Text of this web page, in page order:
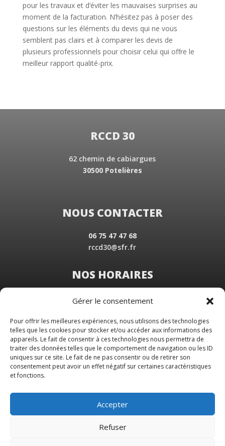
Gérer le consentement
Pour offrir les meilleures expériences, nous utilisons des technologies
telles que les cookies pour stocker et/ou accéder aux informations des
appareils. Le fait de consentir à ces technologies nous permettra de
traiter des données telles que le comportement de navigation ou les ID
uniques sur ce site. Le fait de ne pas consentir ou de retirer son
consentement peut avoir un effet négatif sur certaines caractéristiques
et fonctions.
Accepter
Refuser
pour les travaux et d’éviter les mauvaises surprises au
moment de la facturation. N’hésitez pas à poser des
questions sur les éléments du devis qui ne vous
semblent pas clairs et à comparer les devis de
plusieurs professionnels pour choisir celui qui offre le
meilleur rapport qualité-prix.
RCCD 30
62 chemin de cabiargues
30500 Potelières
NOUS CONTACTER
06 75 47 47 68
rccd30@sfr.fr
NOS HORAIRES
Du Lundi au Vendredi
Samedi sur rendez-vous